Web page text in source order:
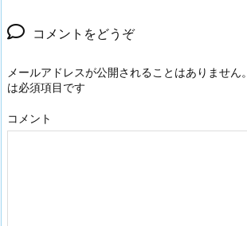
コメントをどうぞ
メールアドレスが公開されることはありません。
は必須項目です
コメント